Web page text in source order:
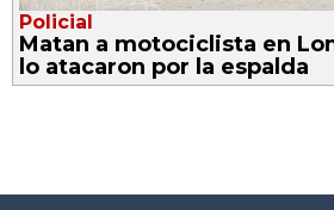
Policial
Matan a motociclista en
lo atacaron por la espalda